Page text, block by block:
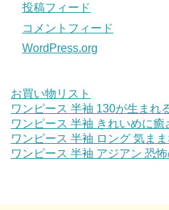
投稿フィード
コメントフィード
WordPress.org
お買い物リスト
ワンピース 半袖 130が生まれ
ワンピース 半袖 きれいめに癒
ワンピース 半袖 ロング 気ま
ワンピース 半袖 アジアン 恐